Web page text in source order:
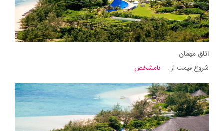
اتاق مهمان
شروع قیمت از :
نامشخص